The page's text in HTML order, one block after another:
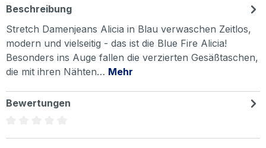
Beschreibung
Stretch Damenjeans Alicia in Blau verwaschen Zeitlos,
modern und vielseitig - das ist die Blue Fire Alicia!
Besonders ins Auge fallen die verzierten Gesäßtaschen,
die mit ihren Nähten… Mehr
Bewertungen